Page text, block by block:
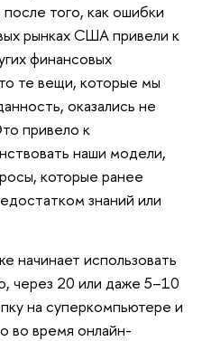
того, как ошибки
рынках США привели к
финансовых
те вещи, которые мы
оказались не
привело к
наши модели,
которые ранее
знаний или
начинает использовать
через 20 или даже 5–10
на суперкомпьютере и
во время онлайн-